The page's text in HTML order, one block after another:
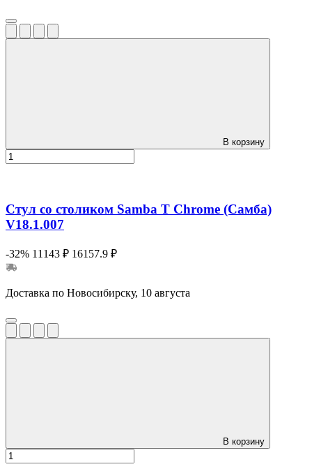
В корзину
Стул со столиком Samba T Chrome (Самба)
V18.1.007
-32% 11143 ₽ 16157.9 ₽
Доставка по Новосибирску, 10 августа
В корзину